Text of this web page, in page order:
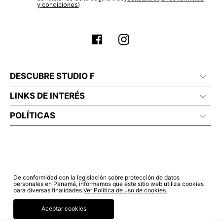
estado de tu compra puedes ingresar al menú de “Mi cuenta -
y condiciones)
DESCUBRE STUDIO F
LINKS DE INTERÉS
POLÍTICAS
De conformidad con la legislación sobre protección de datos
personales en Panamá, informamos que este sitio web utiliza cookies
para diversas finalidades.Ver Política de uso de cookies.
Aceptar cookies